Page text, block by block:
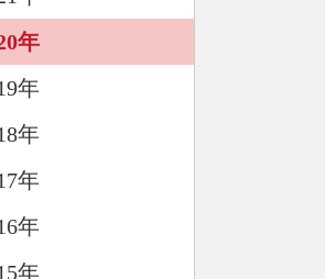
年
年
年
年
年
年